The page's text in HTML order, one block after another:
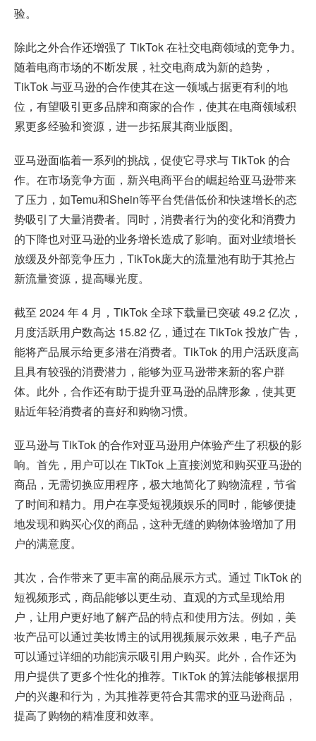
验。
除此之外合作还增强了 TikTok 在社交电商领域的竞争力。
随着电商市场的不断发展，社交电商成为新的趋势，
TikTok 与亚马逊的合作使其在这一领域占据更有利的地
位，有望吸引更多品牌和商家的合作，使其在电商领域积
累更多经验和资源，进一步拓展其商业版图。
亚马逊面临着一系列的挑战，促使它寻求与 TikTok 的合
作。在市场竞争方面，新兴电商平台的崛起给亚马逊带来
了压力，如Temu和Shein等平台凭借低价和快速增长的态
势吸引了大量消费者。同时，消费者行为的变化和消费力
的下降也对亚马逊的业务增长造成了影响。面对业绩增长
放缓及外部竞争压力，TikTok庞大的流量池有助于其抢占
新流量资源，提高曝光度。
截至 2024 年 4 月，TikTok 全球下载量已突破 49.2 亿次，
月度活跃用户数高达 15.82 亿，通过在 TikTok 投放广告，
能将产品展示给更多潜在消费者。TikTok 的用户活跃度高
且具有较强的消费潜力，能够为亚马逊带来新的客户群
体。此外，合作还有助于提升亚马逊的品牌形象，使其更
贴近年轻消费者的喜好和购物习惯。
亚马逊与 TikTok 的合作对亚马逊用户体验产生了积极的影
响。首先，用户可以在 TikTok 上直接浏览和购买亚马逊的
商品，无需切换应用程序，极大地简化了购物流程，节省
了时间和精力。用户在享受短视频娱乐的同时，能够便捷
地发现和购买心仪的商品，这种无缝的购物体验增加了用
户的满意度。
其次，合作带来了更丰富的商品展示方式。通过 TikTok 的
短视频形式，商品能够以更生动、直观的方式呈现给用
户，让用户更好地了解产品的特点和使用方法。例如，美
妆产品可以通过美妆博主的试用视频展示效果，电子产品
可以通过详细的功能演示吸引用户购买。此外，合作还为
用户提供了更多个性化的推荐。TikTok 的算法能够根据用
户的兴趣和行为，为其推荐更符合其需求的亚马逊商品，
提高了购物的精准度和效率。